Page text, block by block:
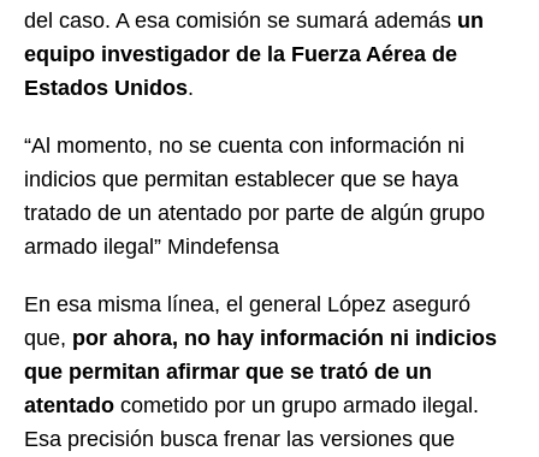
del caso. A esa comisión se sumará además un
equipo investigador de la Fuerza Aérea de
Estados Unidos.
“Al momento, no se cuenta con información ni
indicios que permitan establecer que se haya
tratado de un atentado por parte de algún grupo
armado ilegal” Mindefensa
En esa misma línea, el general López aseguró
que, por ahora, no hay información ni indicios
que permitan afirmar que se trató de un
atentado cometido por un grupo armado ilegal.
Esa precisión busca frenar las versiones que